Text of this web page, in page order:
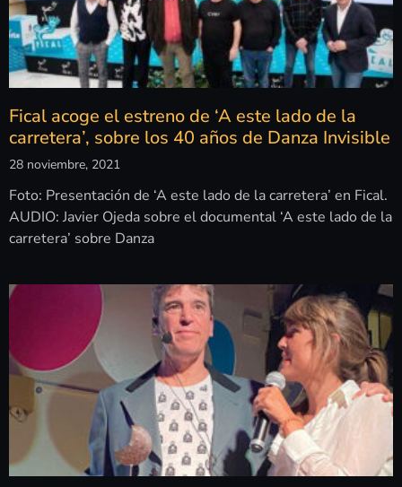
Fical acoge el estreno de ‘A este lado de la
carretera’, sobre los 40 años de Danza Invisible
28 noviembre, 2021
Foto: Presentación de ‘A este lado de la carretera’ en Fical.
AUDIO: Javier Ojeda sobre el documental ‘A este lado de la
carretera’ sobre Danza